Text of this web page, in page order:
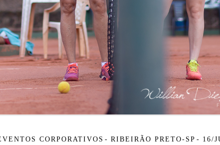
CORPORATIVOS RIBEIRÃO PRETO-SP 16/